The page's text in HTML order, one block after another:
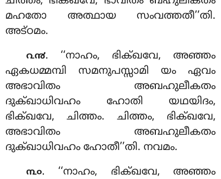
മഹതോ അത്ഥായ സംവത്തതീ’’തി.
അട്ഠമം.
൨൯. ‘‘നാഹം, ഭിക്ഖവേ, അഞ്ഞം
ഏകധമ്മമ്പി സമനുപസ്സാമി യം ഏവം
അഭാവിതം അബഹുലീകതം
ദുക്ഖാധിവഹം ഹോതി യഥയിദം,
ഭിക്ഖവേ, ചിത്തം. ചിത്തം, ഭിക്ഖവേ,
അഭാവിതം അബഹുലീകതം
ദുക്ഖാധിവഹം ഹോതീ’’തി. നവമം.
൩൦. ‘‘നാഹം, ഭിക്ഖവേ, അഞ്ഞം